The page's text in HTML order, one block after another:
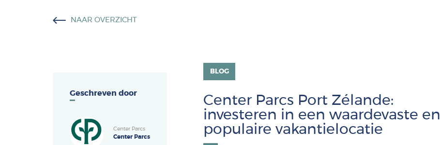
NAAR OVERZICHT
BLOG
Center Parcs Port Zélande:
investeren in een waardevaste en
populaire vakantielocatie
Geschreven door
Center Parcs
Center Parcs